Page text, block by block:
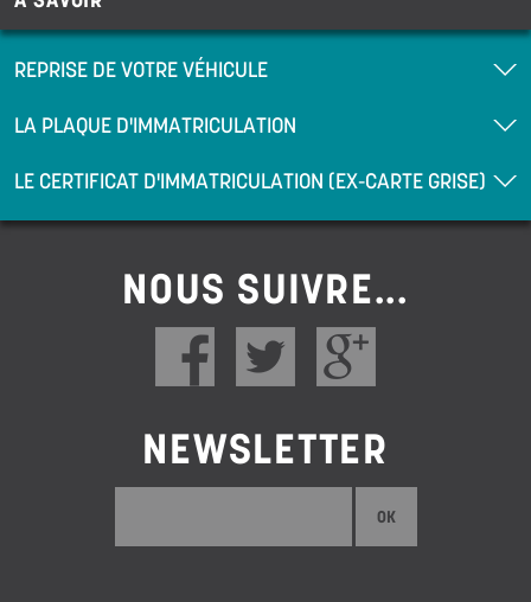
REPRISE DE VOTRE VÉHICULE
LA PLAQUE D'IMMATRICULATION
LE CERTIFICAT D'IMMATRICULATION (EX-CARTE GRISE)
NOUS SUIVRE...
NEWSLETTER
OK